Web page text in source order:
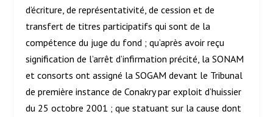
d’écriture, de représentativité, de cession et de
transfert de titres participatifs qui sont de la
compétence du juge du fond ; qu’après avoir reçu
signification de l’arrêt d’infirmation précité, la SONAM
et consorts ont assigné la SOGAM devant le Tribunal
de première instance de Conakry par exploit d’huissier
du 25 octobre 2001 ; que statuant sur la cause dont